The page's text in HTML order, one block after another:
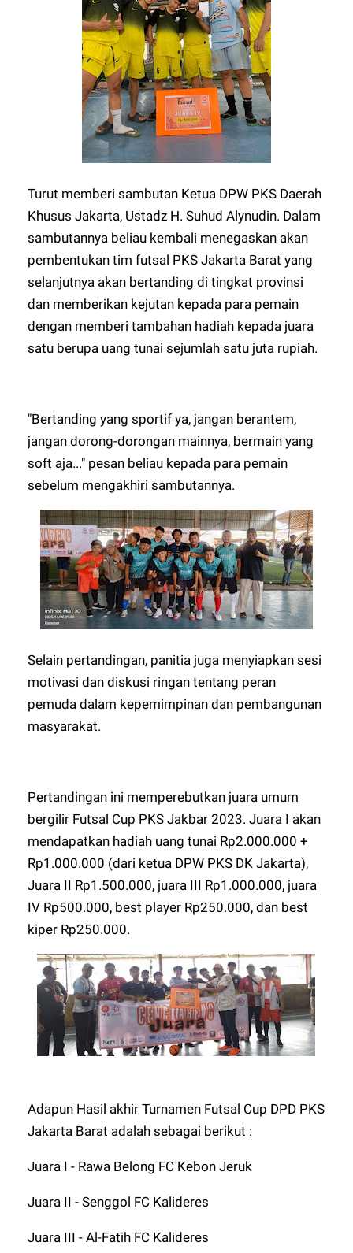
Turut memberi sambutan Ketua DPW PKS Daerah
Khusus Jakarta, Ustadz H. Suhud Alynudin. Dalam
sambutannya beliau kembali menegaskan akan
pembentukan tim futsal PKS Jakarta Barat yang
selanjutnya akan bertanding di tingkat provinsi
dan memberikan kejutan kepada para pemain
dengan memberi tambahan hadiah kepada juara
satu berupa uang tunai sejumlah satu juta rupiah.
"Bertanding yang sportif ya, jangan berantem,
jangan dorong-dorongan mainnya, bermain yang
soft aja..." pesan beliau kepada para pemain
sebelum mengakhiri sambutannya.
Selain pertandingan, panitia juga menyiapkan sesi
motivasi dan diskusi ringan tentang peran
pemuda dalam kepemimpinan dan pembangunan
masyarakat.
Pertandingan ini memperebutkan juara umum
bergilir Futsal Cup PKS Jakbar 2023. Juara I akan
mendapatkan hadiah uang tunai Rp2.000.000 +
Rp1.000.000 (dari ketua DPW PKS DK Jakarta),
Juara II Rp1.500.000, juara III Rp1.000.000, juara
IV Rp500.000, best player Rp250.000, dan best
kiper Rp250.000.
Adapun Hasil akhir Turnamen Futsal Cup DPD PKS
Jakarta Barat adalah sebagai berikut :
Juara I - Rawa Belong FC Kebon Jeruk
Juara II - Senggol FC Kalideres
Juara III - Al-Fatih FC Kalideres